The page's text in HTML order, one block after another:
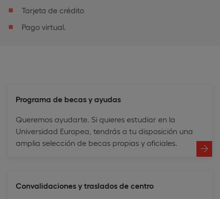
Tarjeta de crédito
Pago virtual.
Programa de becas y ayudas
Queremos ayudarte. Si quieres estudiar en la
Universidad Europea, tendrás a tu disposición una
amplia selección de becas propias y oficiales.
Convalidaciones y traslados de centro